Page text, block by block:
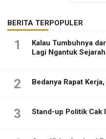
BERITA TERPOPULER
1
Kalau Tumbuhnya
Lagi Ngantuk
2 Bedanya Rapat
3 Stand-up Politik Cak